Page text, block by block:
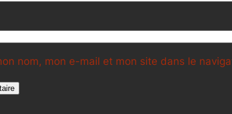
nom, mon e-mail et mon site dans le